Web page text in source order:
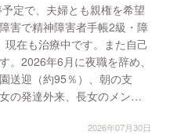
定で、夫婦とも親権を希望
害で精神障害者手帳2級・障
在も治療中です。また自己
。2026年6月に夜職を辞め、
送迎（約95％）、朝の支
の発達外来、長女のメンタ
2026年07月30日